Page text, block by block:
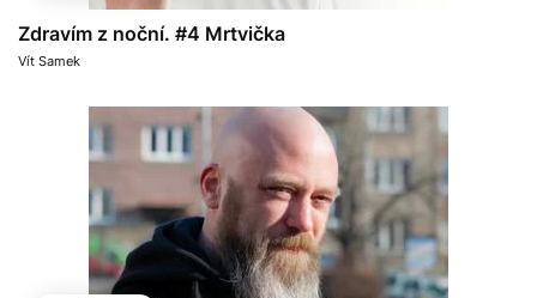
Zdravím z noční. #4 Mrtvička
Vít Samek